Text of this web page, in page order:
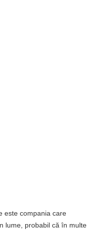
este compania care
lume, probabil că în multe